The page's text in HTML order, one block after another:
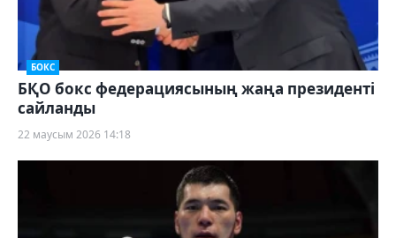
БОКС
БҚО бокс федерациясының жаңа президенті
сайланды
22 маусым 2026 14:18